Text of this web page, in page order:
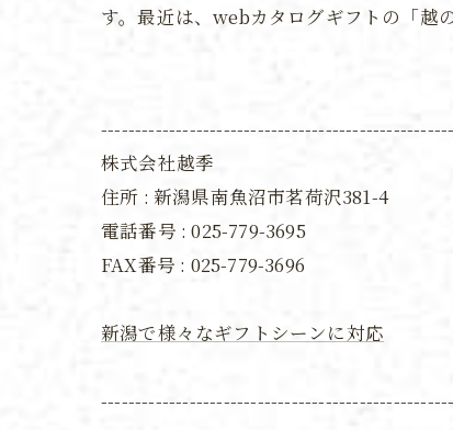
す。最近は、webカタログギフトの「越
株式会社越季
住所 : 新潟県南魚沼市茗荷沢381-4
電話番号 : 025-779-3695
FAX番号 : 025-779-3696
新潟で様々なギフトシーンに対応